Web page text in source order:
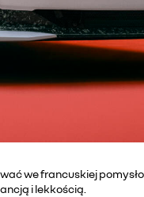
we francuskiej
i lekkością.